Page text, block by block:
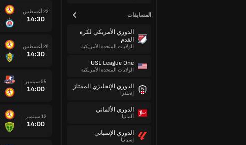
المسابقات
الدوري الأمريكي لكرة
القدم
الولايات المتحدة الأمريكية
USL League One
الولايات المتحدة الأمريكية
الدوري الإنجليزي الممتاز
إنجلترا
الدوري الألماني
ألمانيا
الدوري الإسباني
إسبانيا
22 أغسطس
14:30
29 أغسطس
14:30
05 سبتمبر
14:00
12 سبتمبر
14:00